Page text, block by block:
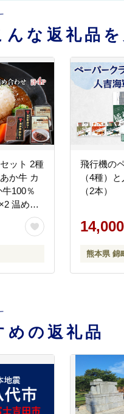
な返礼品
ット 2種
か牛 カ
100％
温める
飛行機の
（4種）
（2本）
熊本県 錦
の返礼品